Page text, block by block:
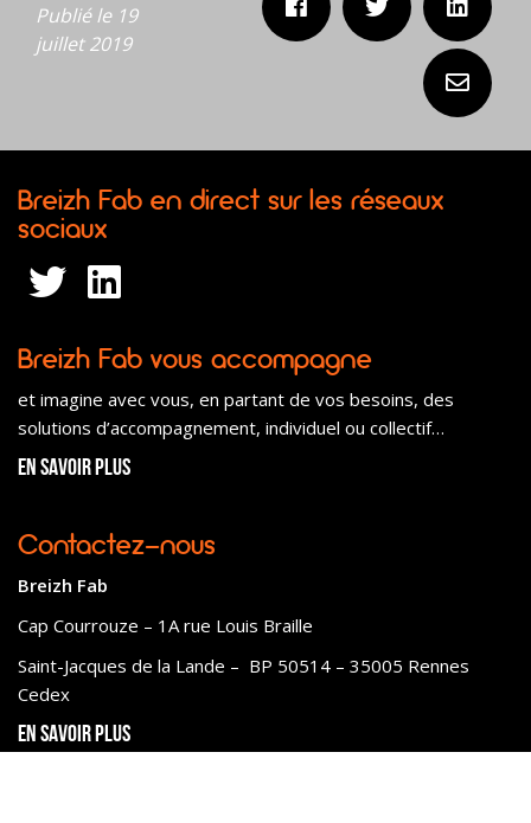
Publié le 19
juillet 2019
Breizh Fab vous accompagne
et imagine avec vous, en partant de vos besoins, des
solutions d’accompagnement, individuel ou collectif…
En savoir plus
Contactez-nous
Breizh Fab
Cap Courrouze – 1A rue Louis Braille
Saint-Jacques de la Lande – BP 50514 – 35005 Rennes
Cedex
En savoir plus
Breizh Fab en direct sur les réseaux
sociaux